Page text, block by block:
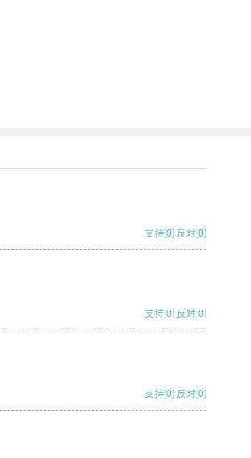
支持[0] 反对[0]
支持[0] 反对[0]
支持[0] 反对[0]